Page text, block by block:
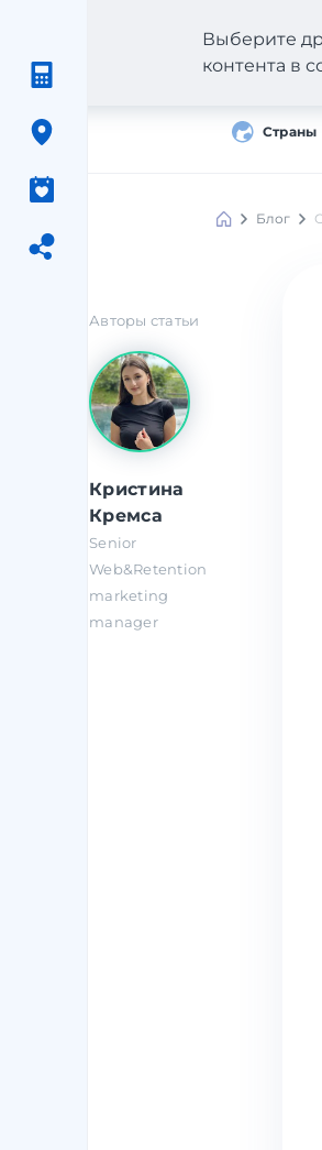
Страны
Выберите
контента в
Блог
Авторы статьи
Кристина
Кремса
Senior
Web&Retention
marketing
manager